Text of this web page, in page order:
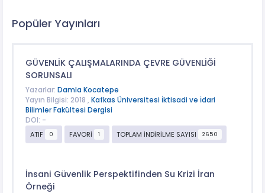
Popüler Yayınları
GÜVENLİK ÇALIŞMALARINDA ÇEVRE GÜVENLİĞİ
SORUNSALI
Yazarlar: Damla Kocatepe
Yayın Bilgisi: 2018 , Kafkas Üniversitesi İktisadi ve İdari
Bilimler Fakültesi Dergisi
DOI: -
ATIF
0 FAVORİ 1 TOPLAM İNDİRİLME SAYISI 2650
İnsani Güvenlik Perspektifinden Su Krizi İran
Örneği